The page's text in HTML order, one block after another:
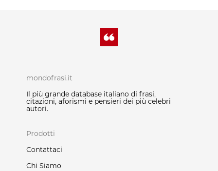
mondofrasi.it
Il più grande database italiano di frasi,
citazioni, aforismi e pensieri dei più celebri
autori.
Prodotti
Contattaci
Chi Siamo